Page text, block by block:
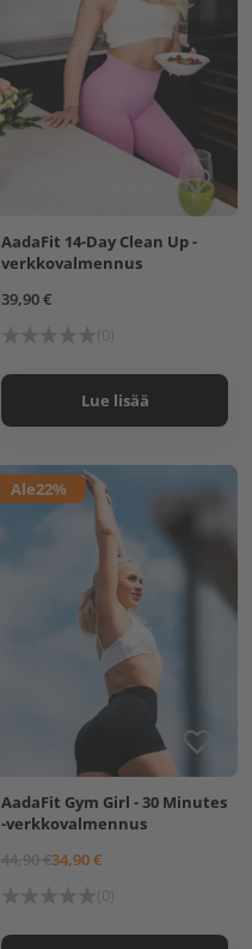
AadaFit 14-Day Clean Up -
verkkovalmennus
39,90 €
Lue lisää
Ale22%
AadaFit Gym Girl - 30 Minutes
-verkkovalmennus
44,90 €34,90 €